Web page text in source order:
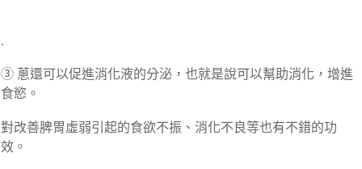
.
③ 蔥還可以促進消化液的分泌，也就是說可以幫助消化，增進
食慾。
對改善脾胃虛弱引起的食欲不振、消化不良等也有不錯的功
效。